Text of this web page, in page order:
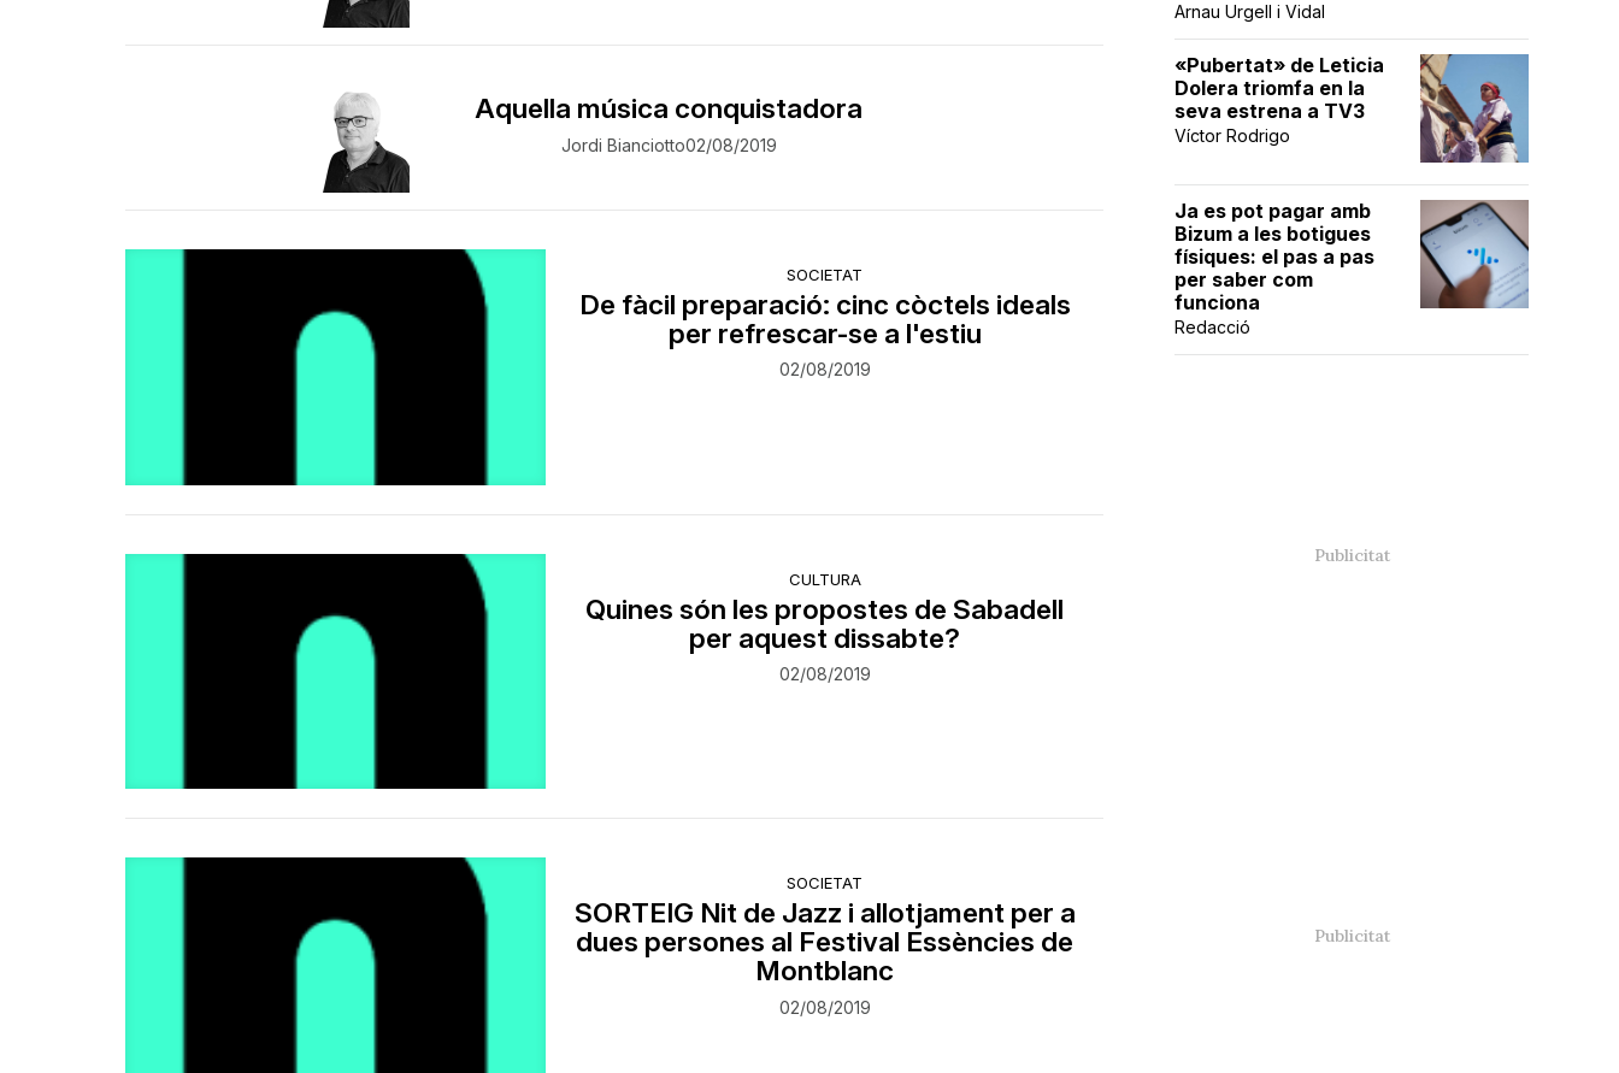
​Aquella música conquistadora
Jordi Bianciotto02/08/2019
SOCIETAT
De fàcil preparació: cinc còctels ideals
per refrescar-se a l'estiu
02/08/2019
CULTURA
Quines són les propostes de Sabadell
per aquest dissabte?
02/08/2019
SOCIETAT
SORTEIG Nit de Jazz i allotjament per a
dues persones al Festival Essències de
Montblanc
02/08/2019
Arnau Urgell i Vidal
«Pubertat» de Leticia
Dolera triomfa en la
seva estrena a TV3
Víctor Rodrigo
Ja es pot pagar amb
Bizum a les botigues
físiques: el pas a pas
per saber com
funciona
Redacció